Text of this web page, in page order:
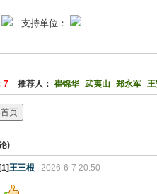
支持单位：
7 推荐人： 崔锦华 武夷山 郑永军 王
页
)
[1]王三根 2026-6-7 20:50